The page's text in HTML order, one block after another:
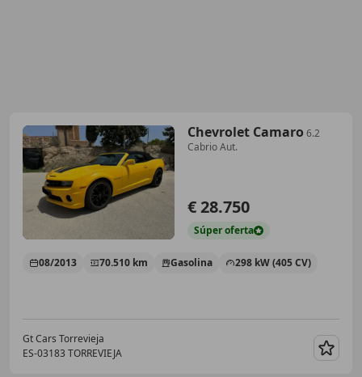
Chevrolet Camaro 6.2
Cabrio Aut.
€ 28.750
Súperoferta
08/2013 70.510 km Gasolina 298 kW (405 CV)
Gt Cars Torrevieja
ES-03183 TORREVIEJA